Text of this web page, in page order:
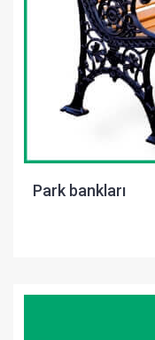
Park bankları